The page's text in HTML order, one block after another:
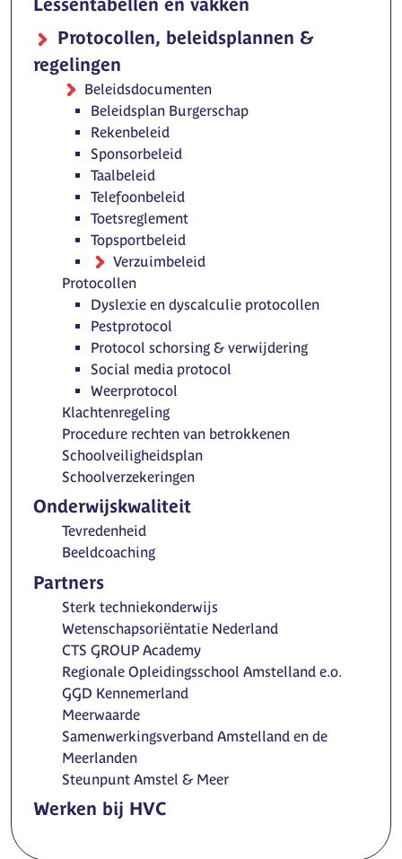
Lessentabellen en vakken
regelingen
Beleidsdocumenten
Beleidsplan Burgerschap
Rekenbeleid
Sponsorbeleid
Taalbeleid
Telefoonbeleid
Toetsreglement
Topsportbeleid
Verzuimbeleid
Protocollen
Dyslexie en dyscalculie protocollen
Pestprotocol
Protocol schorsing & verwijdering
Social media protocol
Weerprotocol
Klachtenregeling
Procedure rechten van betrokkenen
Schoolveiligheidsplan
Schoolverzekeringen
Onderwijskwaliteit
Tevredenheid
Beeldcoaching
Partners
Sterk techniekonderwijs
Wetenschapsoriëntatie Nederland
CTS GROUP Academy
Regionale Opleidingsschool Amstelland e.o.
GGD Kennemerland
Meerwaarde
Samenwerkingsverband Amstelland en de
Meerlanden
Steunpunt Amstel & Meer
Werken bij HVC